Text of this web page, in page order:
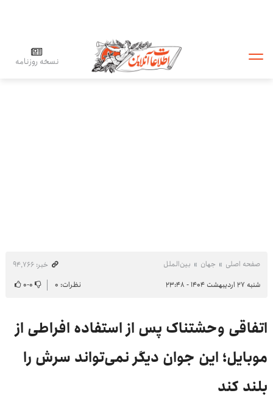
نسخه روزنامه
صفحه اصلی جهان بین‌الملل
خبر: ۹۴٬۷۶۶
شنبه ۲۷ اردیبهشت ۱۴۰۴ - ۲۳:۴۸
نظرات: ۰ ۰-۰
اتفاقی وحشتناک پس از استفاده افراطی از
موبایل؛ این جوان دیگر نمی‌تواند سرش را
بلند کند